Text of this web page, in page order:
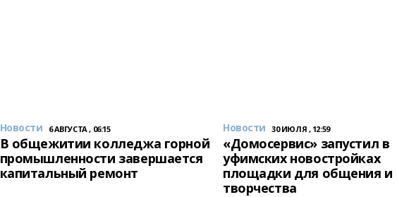
Новости 6 АВГУСТА , 06:15
В общежитии колледжа горной
промышленности завершается
капитальный ремонт
Новости 30 ИЮЛЯ , 12:59
«Домосервис» запустил в
уфимских новостройках
площадки для общения и
творчества